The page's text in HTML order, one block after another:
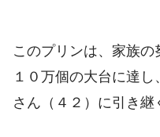
このプリンは、家族
１０万個の大台に達
さん（４２）に引き継